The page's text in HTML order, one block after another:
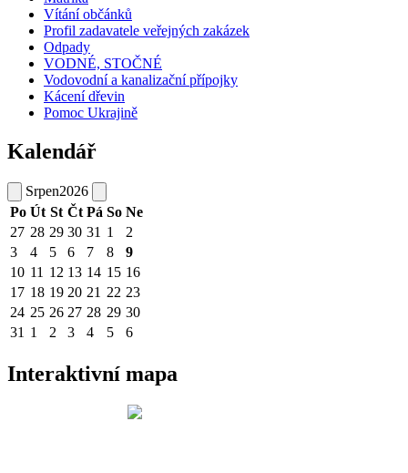
Vítání občánků
Profil zadavatele veřejných zakázek
Odpady
VODNÉ, STOČNÉ
Vodovodní a kanalizační přípojky
Kácení dřevin
Pomoc Ukrajině
Kalendář
Srpen2026
Po Út St Čt Pá So Ne
27 28 29 30 31 1
2
3
4 5 6 7 8
9
10 11 12 13 14 15 16
17 18 19 20 21 22 23
24 25 26 27 28 29 30
31 1 2 3 4 5 6
Interaktivní mapa